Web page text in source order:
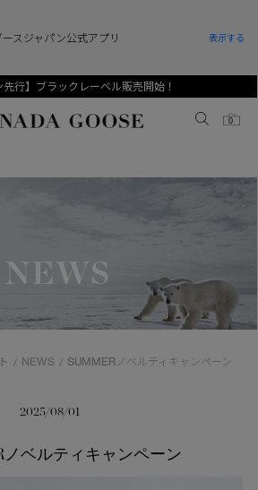
先行】ブラックレーベル販売開始！
Canada Goose
0
ー
ム
コレクションLOOK
デル
ム
コレクションLOOK
デル
0‐24ヵ月)
GOOSE Generationsは、アウター
詳しく見る
NEWS
/ NEWS / SUMMERノベルティキャンペーン
2025/08/01
ベルティキャンペーン
スジャパン公式アプリ 表示する